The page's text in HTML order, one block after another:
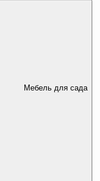
Мебель для сада